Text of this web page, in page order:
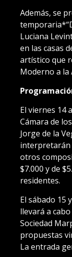
Además, se
Luciana
en las casas
artístico que
Moderno a la
El viernes 14
Cámara de
Jorge de la
interpretarán
otros
$7.000 y de
residentes.
El sábado 15
llevará a
Sociedad
propuestas
La entrada